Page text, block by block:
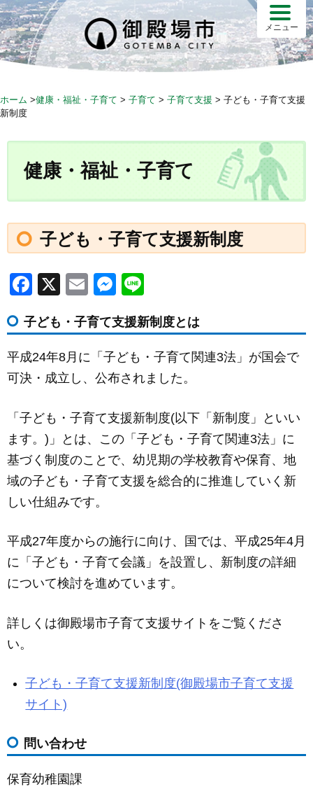
S
k
i
p
c
メニュー
ホーム >健康・福祉・子育て > 子育て > 子育て支援 > 子ども・子育て支援
新制度
健康・福祉・子育て
子ども・子育て支援新制度
F
c
e
b
o
k
X
E
ail
M
ss
e
n
er
e
子ども・子育て支援新制度とは
平成24年8月に「子ども・子育て関連3法」が国会で
可決・成立し、公布されました。
「子ども・子育て支援新制度(以下「新制度」といい
ます。)」とは、この「子ども・子育て関連3法」に
基づく制度のことで、幼児期の学校教育や保育、地
域の子ども・子育て支援を総合的に推進していく新
しい仕組みです。
平成27年度からの施行に向け、国では、平成25年4月
に「子ども・子育て会議」を設置し、新制度の詳細
について検討を進めています。
詳しくは御殿場市子育て支援サイトをご覧くださ
い。
子ども・子育て支援新制度(御殿場市子育て支援
サイト)
問い合わせ
保育幼稚園課